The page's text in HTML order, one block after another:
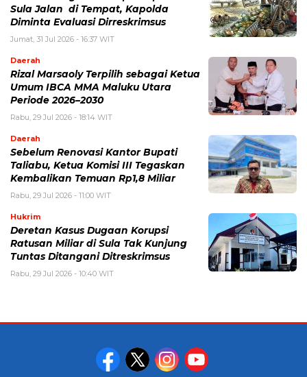
Sula Jalan di Tempat, Kapolda
Diminta Evaluasi Dirreskrimsus
Jumat, 31 Jul 2026 - 16:37 WIT
Daerah
Rizal Marsaoly Terpilih sebagai Ketua
Umum IBCA MMA Maluku Utara
Periode 2026–2030
Rabu, 29 Jul 2026 - 18:14 WIT
Daerah
Sebelum Renovasi Kantor Bupati
Taliabu, Ketua Komisi III Tegaskan
Kembalikan Temuan Rp1,8 Miliar
Rabu, 29 Jul 2026 - 11:00 WIT
Hukrim
Deretan Kasus Dugaan Korupsi
Ratusan Miliar di Sula Tak Kunjung
Tuntas Ditangani Ditreskrimsus
Rabu, 29 Jul 2026 - 10:40 WIT